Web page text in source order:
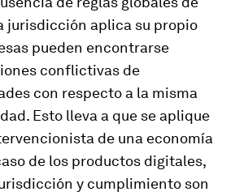
jurisdicción aplica su propio
pueden encontrarse
conflictivas de
con respecto a la misma
Esto lleva a que se aplique
de una economía
de los productos digitales,
y cumplimiento son